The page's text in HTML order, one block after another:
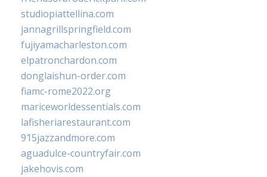
studiopiattellina.com
jannagrillspringfield.com
fujiyamacharleston.com
elpatronchardon.com
donglaishun-order.com
fiamc-rome2022.org
mariceworldessentials.com
lafisheriarestaurant.com
915jazzandmore.com
aguadulce-countryfair.com
jakehovis.com